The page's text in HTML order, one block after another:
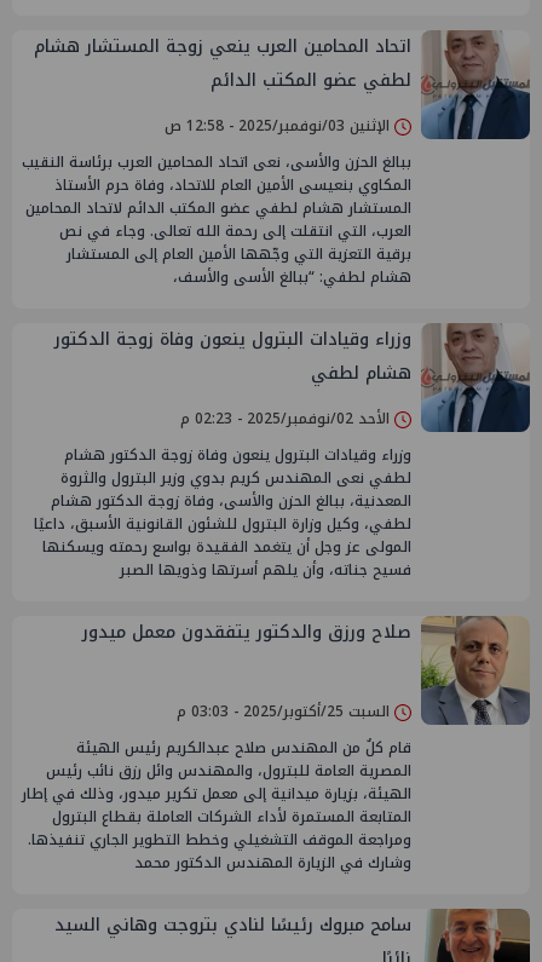
اتحاد المحامين العرب ينعي زوجة المستشار هشام
لطفي عضو المكتب الدائم
الإثنين 03/نوفمبر/2025 - 12:58 ص
ببالغ الحزن والأسى، نعى اتحاد المحامين العرب برئاسة النقيب
المكاوي بنعيسى الأمين العام للاتحاد، وفاة حرم الأستاذ
المستشار هشام لطفي عضو المكتب الدائم لاتحاد المحامين
العرب، التي انتقلت إلى رحمة الله تعالى. وجاء في نص
برقية التعزية التي وجّهها الأمين العام إلى المستشار
هشام لطفي: “ببالغ الأسى والأسف،
وزراء وقيادات البترول ينعون وفاة زوجة الدكتور
هشام لطفي
الأحد 02/نوفمبر/2025 - 02:23 م
وزراء وقيادات البترول ينعون وفاة زوجة الدكتور هشام
لطفي نعى المهندس كريم بدوي وزير البترول والثروة
المعدنية، ببالغ الحزن والأسى، وفاة زوجة الدكتور هشام
لطفي، وكيل وزارة البترول للشئون القانونية الأسبق، داعيًا
المولى عز وجل أن يتغمد الفقيدة بواسع رحمته ويسكنها
فسيح جناته، وأن يلهم أسرتها وذويها الصبر
صلاح ورزق والدكتور يتفقدون معمل ميدور
السبت 25/أكتوبر/2025 - 03:03 م
قام كلٌ من المهندس صلاح عبدالكريم رئيس الهيئة
المصرية العامة للبترول، والمهندس وائل رزق نائب رئيس
الهيئة، بزيارة ميدانية إلى معمل تكرير ميدور، وذلك في إطار
المتابعة المستمرة لأداء الشركات العاملة بقطاع البترول
ومراجعة الموقف التشغيلي وخطط التطوير الجاري تنفيذها.
وشارك في الزيارة المهندس الدكتور محمد
سامح مبروك رئيسًا لنادي بتروجت وهاني السيد